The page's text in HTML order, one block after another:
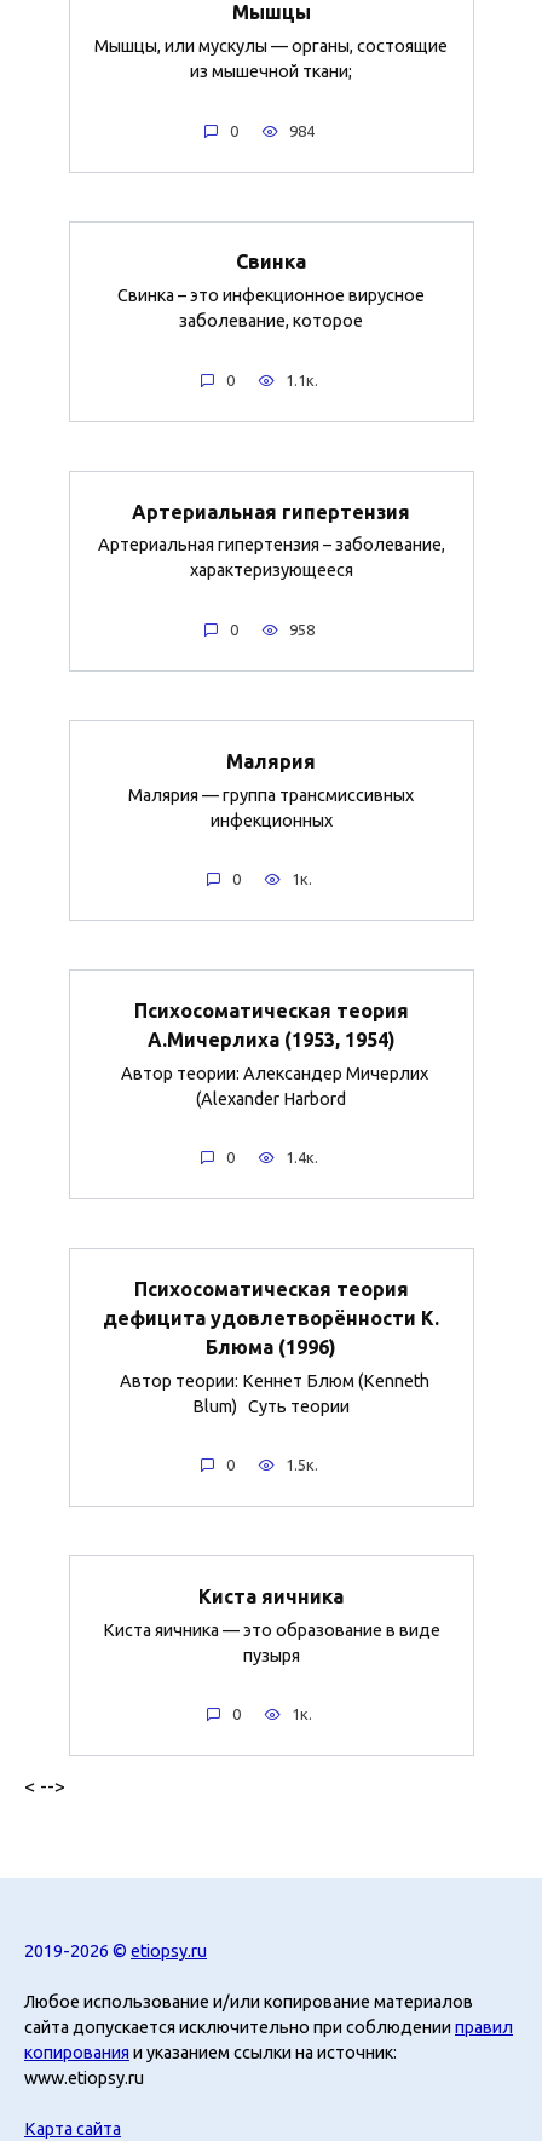
Мышцы
Мышцы, или мускулы — органы, состоящие
из мышечной ткани;
0 984
Свинка
Свинка – это инфекционное вирусное
заболевание, которое
0 1.1к.
Артериальная гипертензия
Артериальная гипертензия – заболевание,
характеризующееся
0 958
Малярия
Малярия — группа трансмиссивных
инфекционных
0 1к.
Психосоматическая теория
А.Мичерлиха (1953, 1954)
Автор теории: Александер Мичерлих
(Alexander Harbord
0 1.4к.
Психосоматическая теория
дефицита удовлетворённости К.
Блюма (1996)
Автор теории: Кеннет Блюм (Kenneth
Blum) Суть теории
0 1.5к.
Киста яичника
Киста яичника — это образование в виде
пузыря
0 1к.
< -->
2019-2026 © etiopsy.ru
Любое использование и/или копирование материалов
сайта допускается исключительно при соблюденииправил
копирования и указанием ссылки на источник:
www.etiopsy.ru
Карта сайта